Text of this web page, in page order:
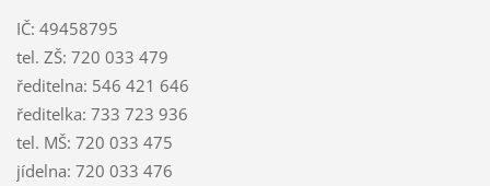
IČ: 49458795
tel. ZŠ: 720 033 479
ředitelna: 546 421 646
ředitelka: 733 723 936
tel. MŠ: 720 033 475
jídelna: 720 033 476